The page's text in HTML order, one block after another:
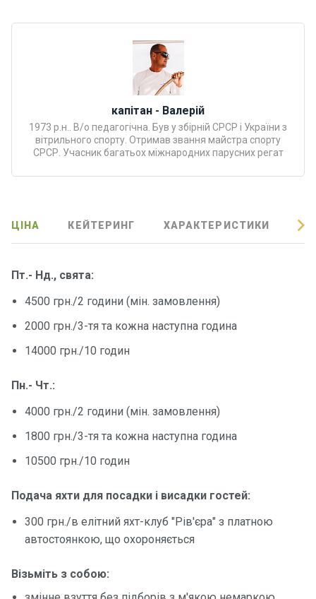
капітан - Валерій
1973 р.н.. В/о педагогічна. Був у збірній СРСР і України з
вітрильного спорту. Отримав звання майстра спорту
СРСР. Учасник багатьох міжнародних парусних регат
ЦІНА КЕЙТЕРИНГ ХАРАКТЕРИСТИКИ
Пт.- Нд., свята:
4500 грн./2 години (мін. замовлення)
2000 грн./3-тя та кожна наступна година
14000 грн./10 годин
Пн.- Чт.:
4000 грн./2 години (мін. замовлення)
1800 грн./3-тя та кожна наступна година
10500 грн./10 годин
Подача яхти для посадки і висадки гостей:
300 грн./в елітний яхт-клуб "Рів'єра" з платною
автостоянкою, що охороняється
Візьміть з собою:
нку
Розваг
прогул
Відгуки
и